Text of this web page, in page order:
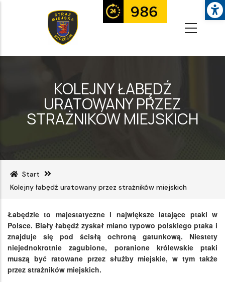
KOLEJNY ŁABĘDŹ
URATOWANY PRZEZ
STRAŻNIKÓW MIEJSKICH
Start
Kolejny łabędź uratowany przez strażników miejskich
Łabędzie to majestatyczne i największe latające ptaki w
Polsce. Biały łabędź zyskał miano typowo polskiego ptaka i
znajduje się pod ścisłą ochroną gatunkową. Niestety
niejednokrotnie zagubione, poranione królewskie ptaki
muszą być ratowane przez służby miejskie, w tym także
przez strażników miejskich.